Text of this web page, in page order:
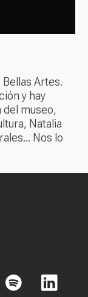
Artes.
y hay
museo,
Natalia
Nos lo